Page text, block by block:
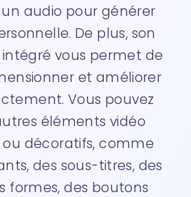
audio pour générer
De plus, son
vous permet de
et améliorer
Vous pouvez
éléments vidéo
ou décoratifs, comme
des sous-titres, des
formes, des boutons